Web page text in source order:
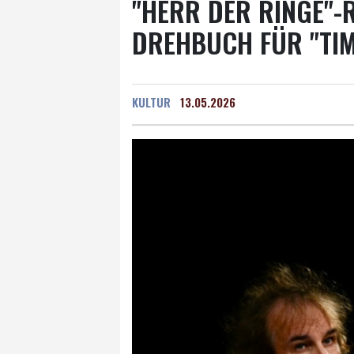
"HERR DER RINGE"-
DREHBUCH FÜR
KULTUR 13.05.2026